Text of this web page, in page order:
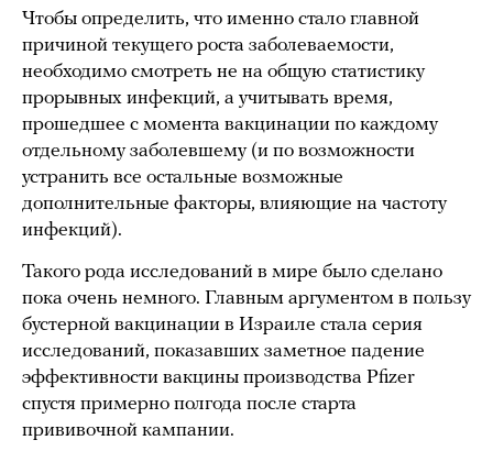
Чтобы определить, что именно стало главной
причиной текущего роста заболеваемости,
необходимо смотреть не на общую статистику
прорывных инфекций, а учитывать время,
прошедшее с момента вакцинации по каждому
отдельному заболевшему (и по возможности
устранить все остальные возможные
дополнительные факторы, влияющие на частоту
инфекций).
Такого рода исследований в мире было сделано
пока очень немного. Главным аргументом в пользу
бустерной вакцинации в Израиле стала серия
исследований, показавших заметное падение
эффективности вакцины производства Pfizer
спустя примерно полгода после старта
прививочной кампании.